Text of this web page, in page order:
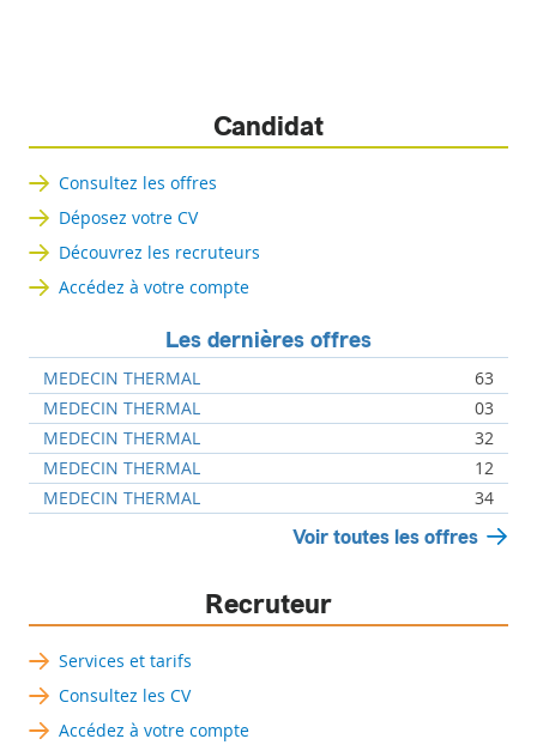
Candidat
Consultez les offres
Déposez votre CV
Découvrez les recruteurs
Accédez à votre compte
Les dernières offres
MEDECIN THERMAL
63
MEDECIN THERMAL
03
MEDECIN THERMAL
32
MEDECIN THERMAL
12
MEDECIN THERMAL
34
Voir toutes les offres
Recruteur
Services et tarifs
Consultez les CV
Accédez à votre compte